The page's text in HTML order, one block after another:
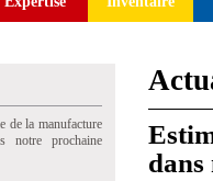
de la manufacture
notre prochaine